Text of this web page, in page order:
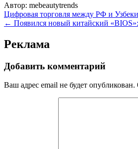
Автор: mebeautytrends
Навигация
по
записям
Цифровая торговля между РФ и
← Появился новый китайский
Реклама
Добавить комментарий
Ваш адрес email не будет опубликован.